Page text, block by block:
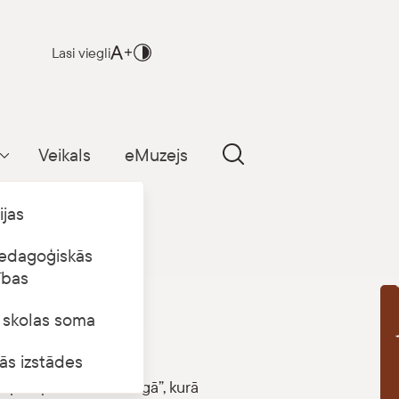
Lasi viegli
Parādīt apakšizvēlni
soma
izstādes
Veikals eMuzejs
Rīgā”
laikmets Rīgā”, kurā